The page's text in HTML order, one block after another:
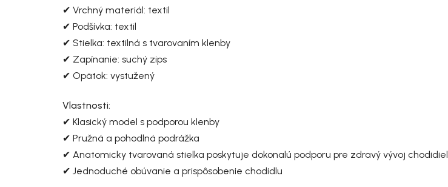
✔ Vrchný materiál: textil
✔ Podšívka: textil
✔ Stielka: textilná s tvarovaním klenby
✔ Zapínanie: suchý zips
✔ Opätok: vystužený
Vlastnosti:
✔ Klasický model s podporou klenby
✔ Pružná a pohodlná podrážka
✔ Anatomicky tvarovaná stielka poskytuje dokonalú podporu pre zdravý vývoj chodidiel.
✔ Jednoduché obúvanie a prispôsobenie chodidlu